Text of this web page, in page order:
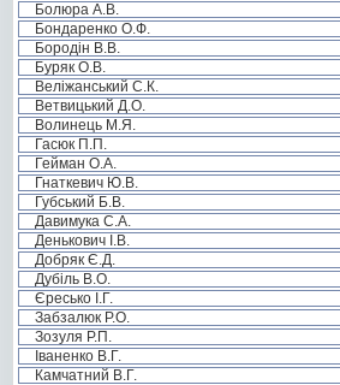
Болюра А.В.
Бондаренко О.Ф.
Бородін В.В.
Буряк О.В.
Веліжанський С.К.
Ветвицький Д.О.
Волинець М.Я.
Гасюк П.П.
Гейман О.А.
Гнаткевич Ю.В.
Губський Б.В.
Давимука С.А.
Денькович І.В.
Добряк Є.Д.
Дубіль В.О.
Єресько І.Г.
Забзалюк Р.О.
Зозуля Р.П.
Іваненко В.Г.
Камчатний В.Г.